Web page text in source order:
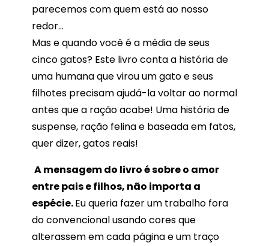
parecemos com quem está ao nosso
redor...
Mas e quando você é a média de seus
cinco gatos? Este livro conta a história de
uma humana que virou um gato e seus
filhotes precisam ajudá-la voltar ao normal
antes que a ração acabe! Uma história de
suspense, ração felina e baseada em fatos,
quer dizer, gatos reais!
A mensagem do livro é sobre o amor
entre pais e filhos, não importa a
espécie.Eu queria fazer um trabalho fora
do convencional usando cores que
alterassem em cada página e um traço